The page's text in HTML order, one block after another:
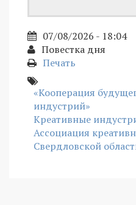
07/08/2026 - 18:04
Повестка дня
Печать
«Кооперация
индустрий»
Креативные
Ассоциация
Свердловской